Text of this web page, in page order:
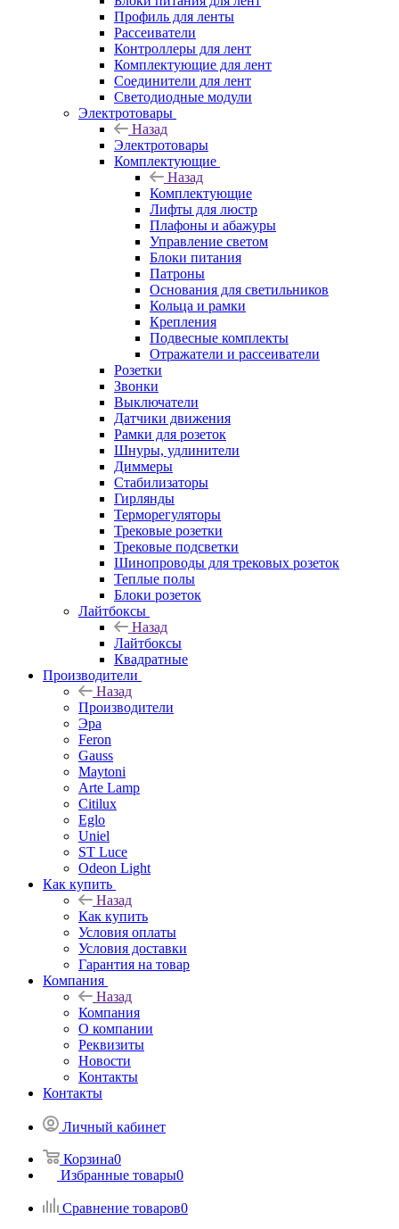
Профиль для ленты
Рассеиватели
Контроллеры для лент
Комплектующие для лент
Соединители для лент
Светодиодные модули
Электротовары
Назад
Электротовары
Комплектующие
Назад
Комплектующие
Лифты для люстр
Плафоны и абажуры
Управление светом
Блоки питания
Патроны
Основания для светильников
Кольца и рамки
Крепления
Подвесные комплекты
Отражатели и рассеиватели
Розетки
Звонки
Выключатели
Датчики движения
Рамки для розеток
Шнуры, удлинители
Диммеры
Стабилизаторы
Гирлянды
Терморегуляторы
Трековые розетки
Трековые подсветки
Шинопроводы для трековых розеток
Теплые полы
Блоки розеток
Лайтбоксы
Назад
Лайтбоксы
Квадратные
Производители
Назад
Производители
Эра
Feron
Gauss
Maytoni
Arte Lamp
Citilux
Eglo
Uniel
ST Luce
Odeon Light
Как купить
Назад
Как купить
Условия оплаты
Условия доставки
Гарантия на товар
Компания
Назад
Компания
О компании
Реквизиты
Новости
Контакты
Контакты
Личный кабинет
Корзина0
Избранные товары0
Сравнение товаров0